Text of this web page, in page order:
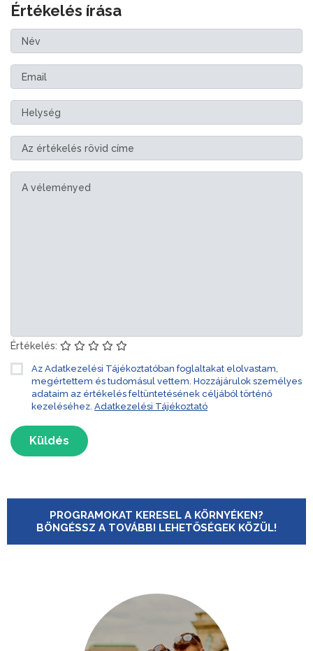
Értékelés írása
Értékelés:
Az Adatkezelési Tájékoztatóban foglaltakat elolvastam,
megértettem és tudomásul vettem. Hozzájárulok személyes
adataim az értékelés feltüntetésének céljából történő
kezeléséhez. Adatkezelési Tájékoztató
Küldés
PROGRAMOKAT KERESEL A KÖRNYÉKEN?
BÖNGÉSSZ A TOVÁBBI LEHETŐSÉGEK KÖZÜL!